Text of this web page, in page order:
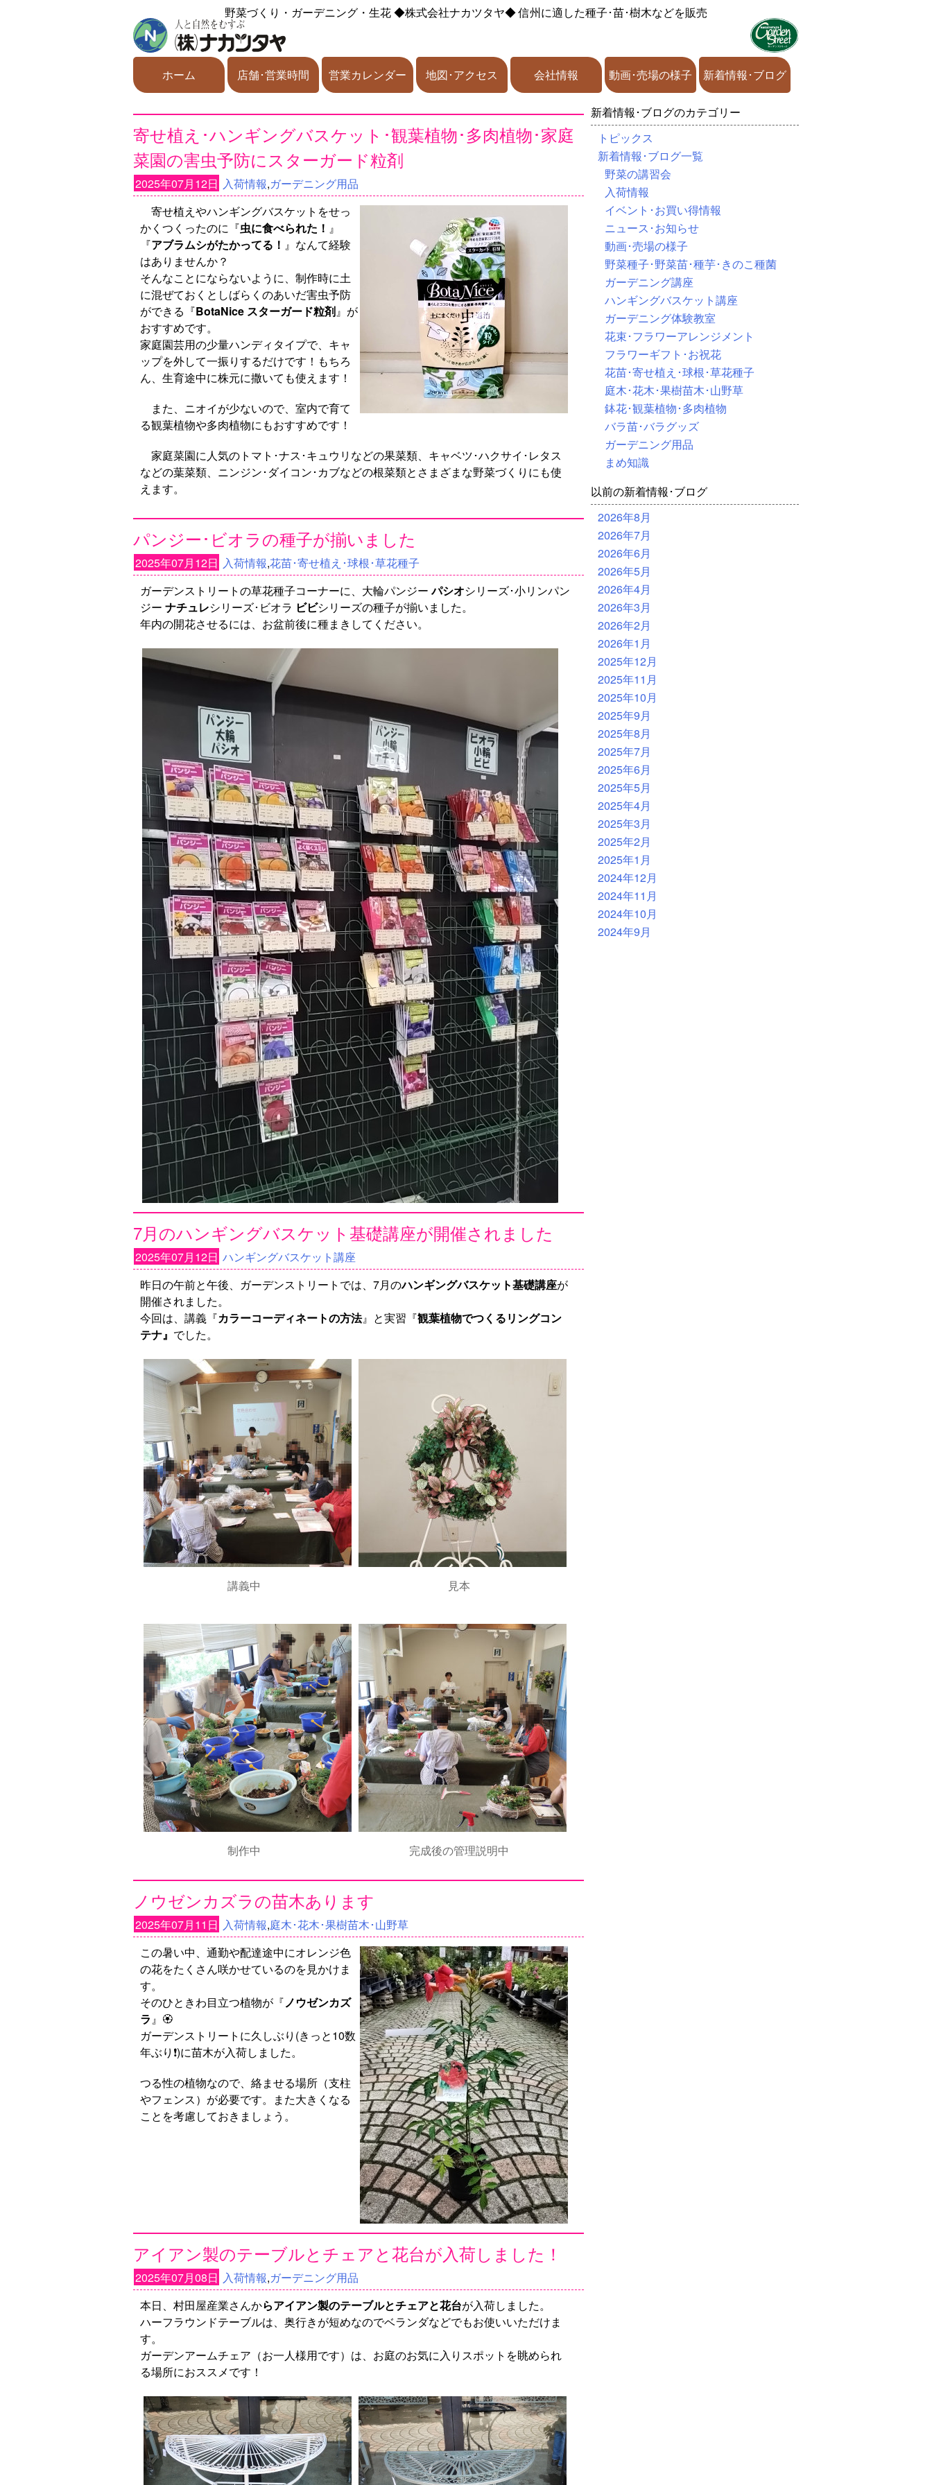
野菜づくり・ガーデニング・生花◆株式会社ナカツタヤ◆信州に適した種子･苗･樹木などを販売
ホーム 店舗･営業時間 営業カレンダー 地図･アクセス 会社情報 動画･売場の様子 新着情報･ブログ
寄せ植え･ハンギングバスケット･観葉植物･多肉植物･家庭
菜園の害虫予防にスターガード粒剤
2025年07月12日 入荷情報,ガーデニング用品
寄せ植えやハンギングバスケットをせっ
かくつくったのに『虫に食べられた！ 』
『アブラムシがたかってる！ 』なんて経験
はありませんか？
そんなことにならないように、制作時に土
に混ぜておくとしばらくのあいだ害虫予防
ができる『BotaNice スターガード粒剤』が
おすすめです。
家庭園芸用の少量ハンディタイプで、キャ
ップを外して一振りするだけです！もちろ
ん、生育途中に株元に撒いても使えます！
また、ニオイが少ないので、室内で育て
る観葉植物や多肉植物にもおすすめです！
家庭菜園に人気のトマト･ナス･キュウリなどの果菜類、キャベツ･ハクサイ･レタス
などの葉菜類、ニンジン･ダイコン･カブなどの根菜類とさまざまな野菜づくりにも使
えます。
パンジー･ビオラの種子が揃いました
2025年07月12日 入荷情報,花苗･寄せ植え･球根･草花種子
ガーデンストリートの草花種子コーナーに、大輪パンジーパシオシリーズ･小リンパン
ジー ナチュレシリーズ･ビオラ ビビシリーズの種子が揃いました。
年内の開花させるには、お盆前後に種まきしてください。
7月のハンギングバスケット基礎講座が開催されました
2025年07月12日 ハンギングバスケット講座
昨日の午前と午後、ガーデンストリートでは、7月のハンギングバスケット基礎講座が
開催されました。
今回は、講義『カラーコーディネートの方法』と実習『観葉植物でつくるリングコン
テナ』 でした。
講義中 見本
制作中 完成後の管理説明中
ノウゼンカズラの苗木あります
2025年07月11日 入荷情報,庭木･花木･果樹苗木･山野草
この暑い中、通勤や配達途中にオレンジ色
の花をたくさん咲かせているのを見かけま
す。
そのひときわ目立つ植物が『ノウゼンカズ
ラ』🏵️
ガーデンストリートに久しぶり(きっと10数
年ぶり❗)に苗木が入荷しました。
つる性の植物なので、絡ませる場所（支柱
やフェンス）が必要です。また大きくなる
ことを考慮しておきましょう。
アイアン製のテーブルとチェアと花台が入荷しました！
2025年07月08日 入荷情報,ガーデニング用品
本日、村田屋産業さんからアイアン製のテーブルとチェアと花台が入荷しました。
ハーフラウンドテーブルは、奥行きが短めなのでベランダなどでもお使いいただけま
す。
ガーデンアームチェア（お一人様用です）は、お庭のお気に入りスポットを眺められ
る場所におススメです！
新着情報･ブログのカテゴリー
トピックス
新着情報･ブログ一覧
野菜の講習会
入荷情報
イベント･お買い得情報
ニュース･お知らせ
動画･売場の様子
野菜種子･野菜苗･種芋･きのこ種菌
ガーデニング講座
ハンギングバスケット講座
ガーデニング体験教室
花束･フラワーアレンジメント
フラワーギフト･お祝花
花苗･寄せ植え･球根･草花種子
庭木･花木･果樹苗木･山野草
鉢花･観葉植物･多肉植物
バラ苗･バラグッズ
ガーデニング用品
まめ知識
以前の新着情報･ブログ
2026年8月
2026年7月
2026年6月
2026年5月
2026年4月
2026年3月
2026年2月
2026年1月
2025年12月
2025年11月
2025年10月
2025年9月
2025年8月
2025年7月
2025年6月
2025年5月
2025年4月
2025年3月
2025年2月
2025年1月
2024年12月
2024年11月
2024年10月
2024年9月